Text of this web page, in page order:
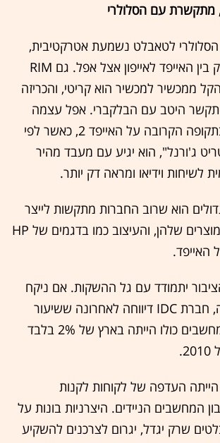
הסלולרי לטאבלט נשמעת אטרקטיבית,
במיוחד לאור הנתק בין האייפד לאייפון אצל אפל. גם RIM
ממכשיר למכשיר הוא קריטי, והכריזה
היטב עם הבלקברי. אפל עצמה
מתכננת להכריז בתקופה הקרובה על האייפד 2, כאשר לפי
ג'ורנל", הוא יגיע עם מעבד מהיר
לשיחות וידיאו ומראה דק יותר.
הוא שרוב החברות מתקשות לייצר
בידול אמיתי בין המוצרים שלהן, והעיצוב כמו בדגמים של HP
האייפד.
יתמודד עם גל ההשקות. אם ניקח
את ישראל כדוגמה, חברת IDC דיווחה לאחרונה ששיעור
הצמיחה בשוק המחשבים כולו הייתה בארץ של 2% בלבד
העדפה של לקוחות לקנות
המחשבים הניידים. היצרניות בונות על
שרק יגדל, יגרום לצרכנים להשקיע